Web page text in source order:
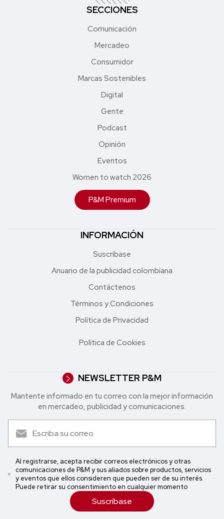
SECCIONES
Comunicación
Mercadeo
Consumidor
Marcas Sostenibles
Digital
Gente
Podcast
Opinión
Eventos
Women to watch 2026
P&M Premium
INFORMACIÓN
Suscríbase
Anuario de la publicidad colombiana
Contáctenos
Términos y Condiciones
Política de Privacidad
Política de Cookies
NEWSLETTER P&M
Mantente informado en tu correo con la mejor in formación
en mercadeo, publicidad y comunicaciones.
Al registrarse, acepta recibir correos electrónicos y otras
comunicaciones de P&M y sus aliados sobre productos, servicios
y eventos que ellos consideren que pueden ser de su interés.
Puede retirar su consentimiento en cualquier momento
Suscríbase